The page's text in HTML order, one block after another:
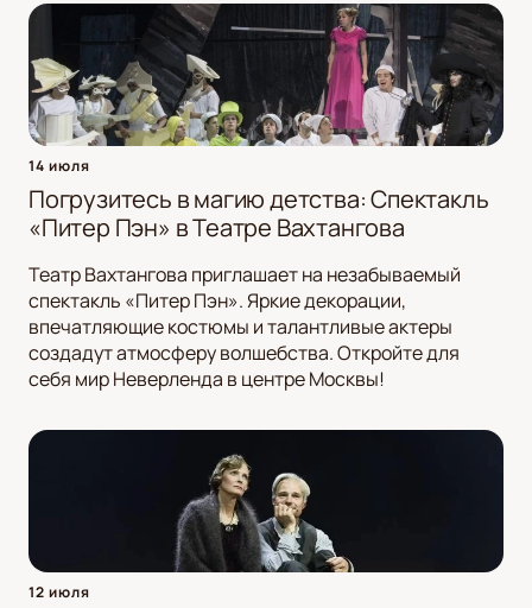
14 июля
Погрузитесь в магию детства: Спектакль
«Питер Пэн» в Театре Вахтангова
Театр Вахтангова приглашает на незабываемый
спектакль «Питер Пэн». Яркие декорации,
впечатляющие костюмы и талантливые актеры
создадут атмосферу волшебства. Откройте для
себя мир Неверленда в центре Москвы!
12 июля